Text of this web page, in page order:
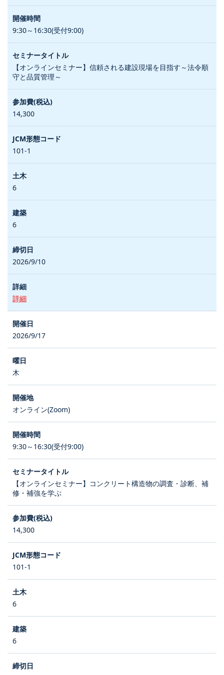
9:30～16:30(受付9:00)
【オンラインセミナー】信頼される建設現場を目指す～法令順
守と品質管理～
14,300
101-1
6
6
2026/9/10
詳細
2026/9/17
木
オンライン(Zoom)
9:30～16:30(受付9:00)
【オンラインセミナー】コンクリート構造物の調査・診断、補
修・補強を学ぶ
14,300
101-1
6
6